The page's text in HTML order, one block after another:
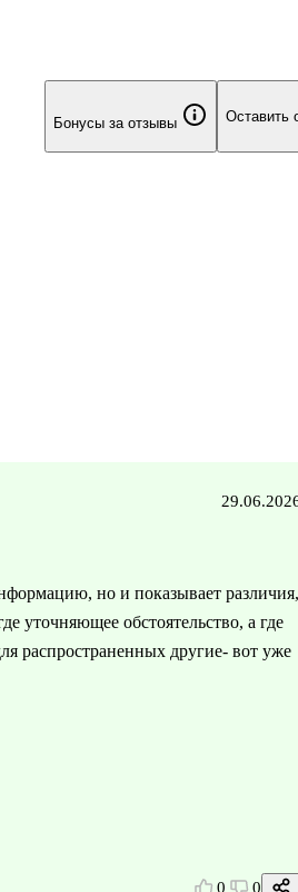
Бонусы за отзывы Оставить
но и показывает различия,
уточняющее обстоятельство, а где
распространенных другие- вот уже
0 0